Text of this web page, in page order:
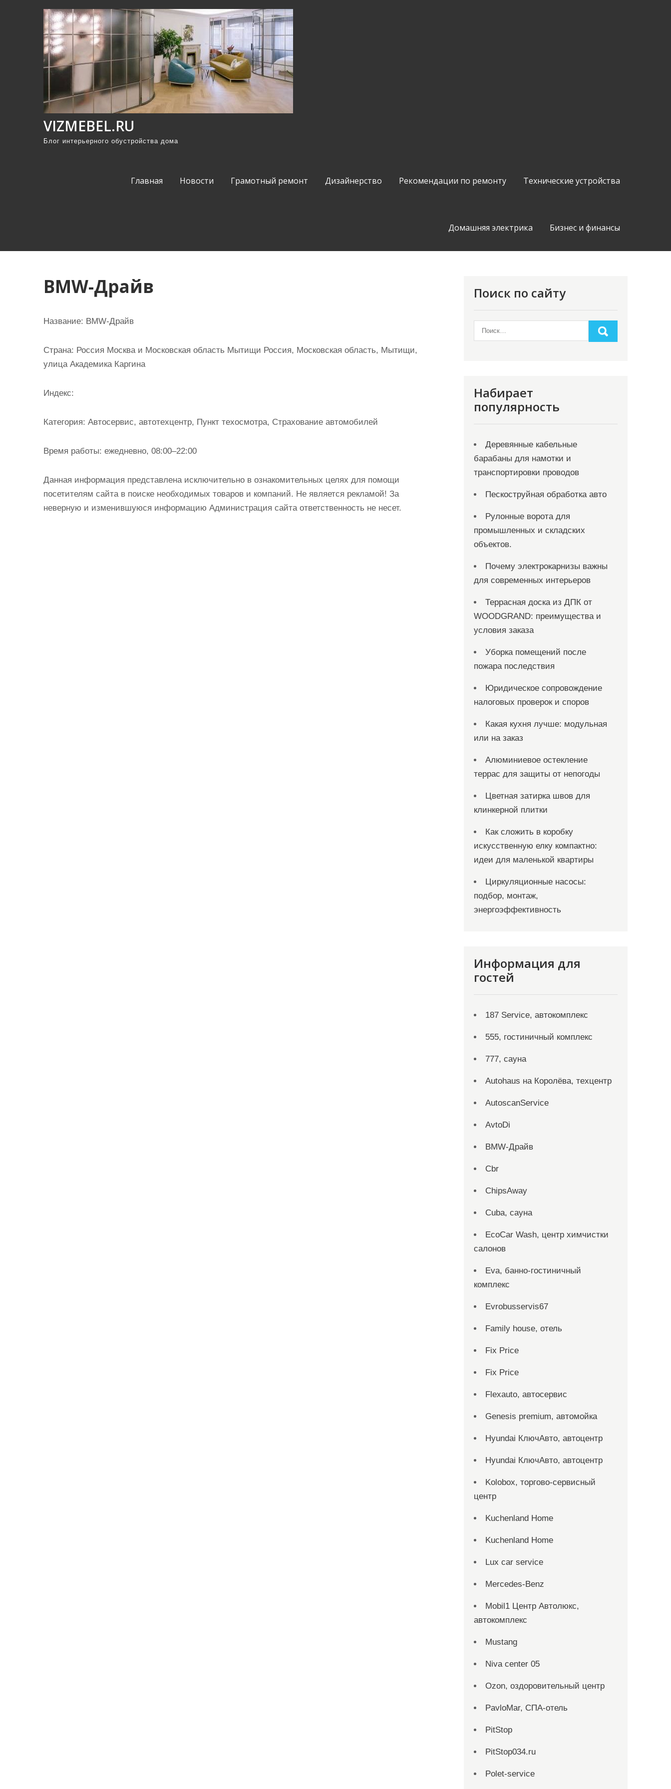
VIZMEBEL.RU
Блог интерьерного обустройства дома
Главная Новости Грамотный ремонт Дизайнерство Рекомендации по ремонту Технические устройства
Домашняя электрика Бизнес и финансы
BMW-Драйв
Название: BMW-Драйв
Страна: Россия Москва и Московская область Мытищи Россия, Московская область, Мытищи,
улица Академика Каргина
Индекс:
Категория: Автосервис, автотехцентр, Пункт техосмотра, Страхование автомобилей
Время работы: ежедневно, 08:00–22:00
Данная информация представлена исключительно в ознакомительных целях для помощи
посетителям сайта в поиске необходимых товаров и компаний. Не является рекламой! За
неверную и изменившуюся информацию Администрация сайта ответственность не несет.
Поиск по сайту
Набирает
популярность
Деревянные кабельные
барабаны для намотки и
транспортировки проводов
Пескоструйная обработка авто
Рулонные ворота для
промышленных и складских
объектов.
Почему электрокарнизы важны
для современных интерьеров
Террасная доска из ДПК от
WOODGRAND: преимущества и
условия заказа
Уборка помещений после
пожара последствия
Юридическое сопровождение
налоговых проверок и споров
Какая кухня лучше: модульная
или на заказ
Алюминиевое остекление
террас для защиты от непогоды
Цветная затирка швов для
клинкерной плитки
Как сложить в коробку
искусственную елку компактно:
идеи для маленькой квартиры
Циркуляционные насосы:
подбор, монтаж,
энергоэффективность
Информация для
гостей
187 Service, автокомплекс
555, гостиничный комплекс
777, сауна
Autohaus на Королёва, техцентр
AutoscanService
AvtoDi
BMW-Драйв
Cbr
ChipsAway
Cuba, сауна
EcoCar Wash, центр химчистки
салонов
Eva, банно-гостиничный
комплекс
Evrobusservis67
Family house, отель
Fix Price
Fix Price
Flexauto, автосервис
Genesis premium, автомойка
Hyundai КлючАвто, автоцентр
Hyundai КлючАвто, автоцентр
Kolobox, торгово-сервисный
центр
Kuchenland Home
Kuchenland Home
Lux car service
Mercedes-Benz
Mobil1 Центр Автолюкс,
автокомплекс
Mustang
Niva center 05
Ozon, оздоровительный центр
PavloMar, СПА-отель
PitStop
PitStop034.ru
Polet-service